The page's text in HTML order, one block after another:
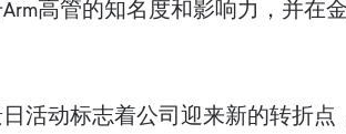
Arm高管的知名度和影响力，并在
日活动标志着公司迎来新的转折点